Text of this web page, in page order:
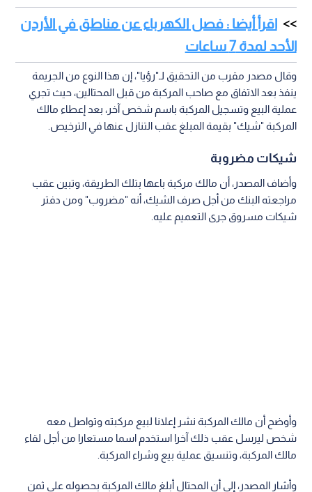
اقرأ أيضا : فصل الكهرباء عن مناطق في الأردن
الأحد لمدة 7 ساعات
وقال مصدر مقرب من التحقيق لـ"رؤيا"، إن هذا النوع من الجريمة
ينفذ بعد الاتفاق مع صاحب المركبة من قبل المحتالين، حيث تجري
عملية البيع وتسجيل المركبة باسم شخص آخر، بعد إعطاء مالك
المركبة "شيك" بقيمة المبلغ عقب التنازل عنها في الترخيص.
شيكات مضروبة
وأضاف المصدر، أن مالك مركبة باعها بتلك الطريقة، وتبين عقب
مراجعته البنك من أجل صرف الشيك، أنه "مضروب" ومن دفتر
شيكات مسروق جرى التعميم عليه.
وأوضح أن مالك المركبة نشر إعلانا لبيع مركبته وتواصل معه
شخص ليرسل عقب ذلك آخرا استخدم اسما مستعارا من أجل لقاء
مالك المركبة، وتنسيق عملية بيع وشراء المركبة.
وأشار المصدر، إلى أن المحتال أبلغ مالك المركبة بحصوله على ثمن